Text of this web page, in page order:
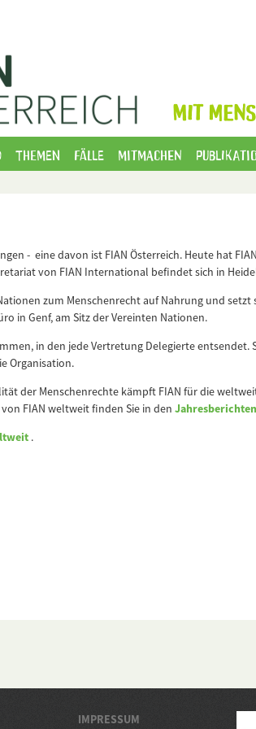
MIT
Themen Fälle Mitmachen
- eine davon ist FIAN Österreich. Heute hat
von FIAN International befindet sich in
zum Menschenrecht auf Nahrung und
in Genf, am Sitz der Vereinten Nationen.
in den jede Vertretung Delegierte entsendet.
Organisation.
der Menschenrechte kämpft FIAN für die
FIAN weltweit finden Sie in den
.
IMPRESSUM